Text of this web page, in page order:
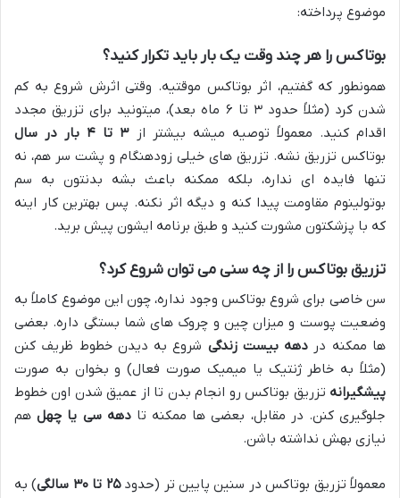
موضوع پرداخته:
بوتاکس را هر چند وقت یک بار باید تکرار کنید؟
همونطور که گفتیم، اثر بوتاکس موقتیه. وقتی اثرش شروع به کم
شدن کرد (مثلاً حدود ۳ تا ۶ ماه بعد)، میتونید برای تزریق مجدد
اقدام کنید. معمولاً توصیه میشه بیشتر از۳ تا ۴ بار در سال
بوتاکس تزریق نشه. تزریق های خیلی زودهنگام و پشت سر هم، نه
تنها فایده ای نداره، بلکه ممکنه باعث بشه بدنتون به سم
بوتولینوم مقاومت پیدا کنه و دیگه اثر نکنه. پس بهترین کار اینه
که با پزشکتون مشورت کنید و طبق برنامه ایشون پیش برید.
تزریق بوتاکس را از چه سنی می توان شروع کرد؟
سن خاصی برای شروع بوتاکس وجود نداره، چون این موضوع کاملاً به
وضعیت پوست و میزان چین و چروک های شما بستگی داره. بعضی
ها ممکنه در دهه بیست زندگی شروع به دیدن خطوط ظریف کنن
(مثلاً به خاطر ژنتیک یا میمیک صورت فعال) و بخوان به صورت
پیشگیرانه تزریق بوتاکس رو انجام بدن تا از عمیق شدن اون خطوط
جلوگیری کنن. در مقابل، بعضی ها ممکنه تادهه سی یا چهلهم
نیازی بهش نداشته باشن.
معمولاً تزریق بوتاکس در سنین پایین تر (حدود۲۵ تا ۳۰ سالگی
) به